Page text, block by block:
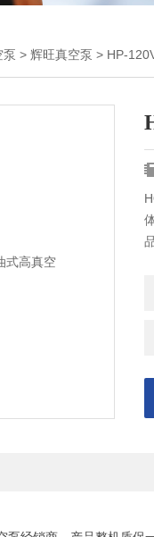
泵 > 辉旺真空泵 > HP-